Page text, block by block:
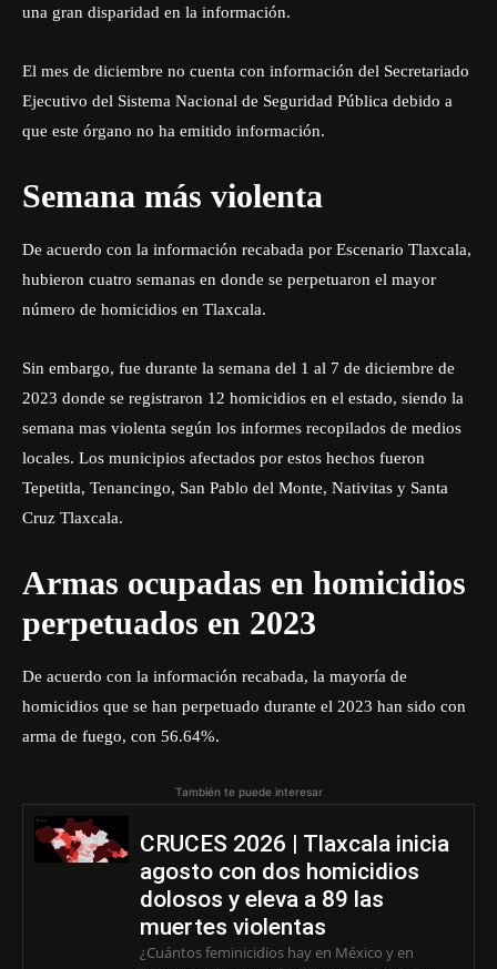
una gran disparidad en la información.
El mes de diciembre no cuenta con información del Secretariado
Ejecutivo del Sistema Nacional de Seguridad Pública debido a
que este órgano no ha emitido información.
Semana más violenta
De acuerdo con la información recabada por Escenario Tlaxcala,
hubieron cuatro semanas en donde se perpetuaron el mayor
número de homicidios en Tlaxcala.
Sin embargo, fue durante la semana del 1 al 7 de diciembre de
2023 donde se registraron 12 homicidios en el estado, siendo la
semana mas violenta según los informes recopilados de medios
locales. Los municipios afectados por estos hechos fueron
Tepetitla, Tenancingo, San Pablo del Monte, Nativitas y Santa
Cruz Tlaxcala.
Armas ocupadas en homicidios
perpetuados en 2023
De acuerdo con la información recabada, la mayoría de
homicidios que se han perpetuado durante el 2023 han sido con
arma de fuego, con 56.64%.
También te puede interesar
CRUCES 2026 | Tlaxcala inicia
agosto con dos homicidios
dolosos y eleva a 89 las
muertes violentas
¿Cuántos feminicidios hay en México y en